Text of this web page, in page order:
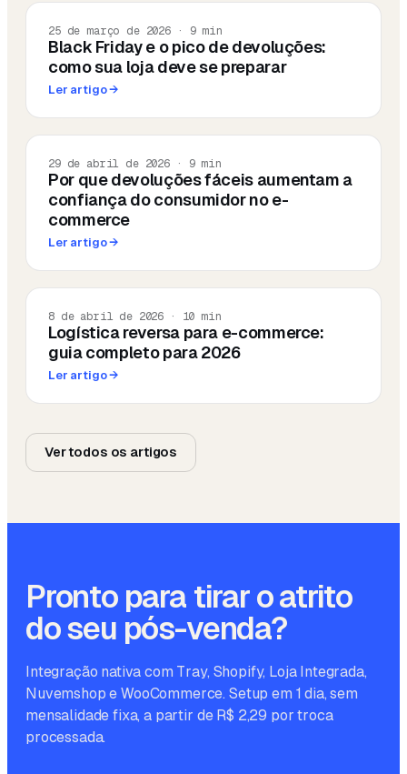
25 de março de 2026· 9min
Black Friday e o pico de devoluções:
como sua loja deve se preparar
Ler artigo→
29 de abril de 2026· 9min
Por que devoluções fáceis aumentam a
confiança do consumidor no e-
commerce
Ler artigo→
8 de abril de 2026 · 10 min
Logística reversa para e-commerce:
guia completo para 2026
Ler artigo→
Ver todos os artigos
Pronto para tirar o atrito
do seu pós-venda?
Integração nativa com Tray, Shopify, Loja Integrada,
Nuvemshop e WooCommerce. Setup em 1 dia, sem
mensalidade fixa, a partir de R$ 2,29 por troca
processada.